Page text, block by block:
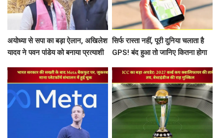
अयोध्या से सपा का बड़ा ऐलान, अखिलेश
यादव ने पवन पांडेय को बनाया प्रत्याशी
सिर्फ रास्ता नहीं, पूरी दुनिया चलाता है
GPS! बंद हुआ तो जानिए कितना होगा